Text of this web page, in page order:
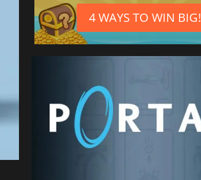
4 WAYS TO WIN BIG!